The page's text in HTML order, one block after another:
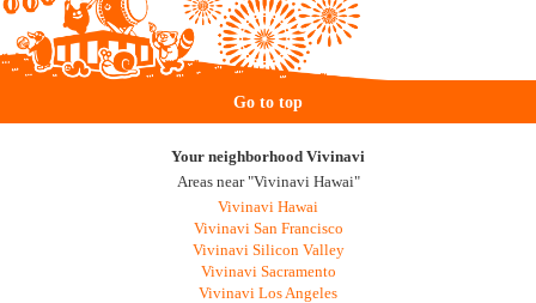
Go to top
Your neighborhood Vivinavi
Areas near "Vivinavi Hawai"
Vivinavi Hawai
Vivinavi San Francisco
Vivinavi Silicon Valley
Vivinavi Sacramento
Vivinavi Los Angeles